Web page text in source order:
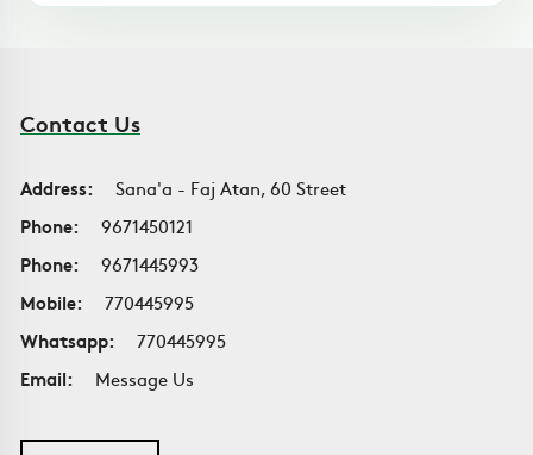
Contact Us
Address:
Sana'a - Faj Atan, 60 Street
Phone:
9671450121
Phone:
9671445993
Mobile:
770445995
Whatsapp:
770445995
Email:
Message Us